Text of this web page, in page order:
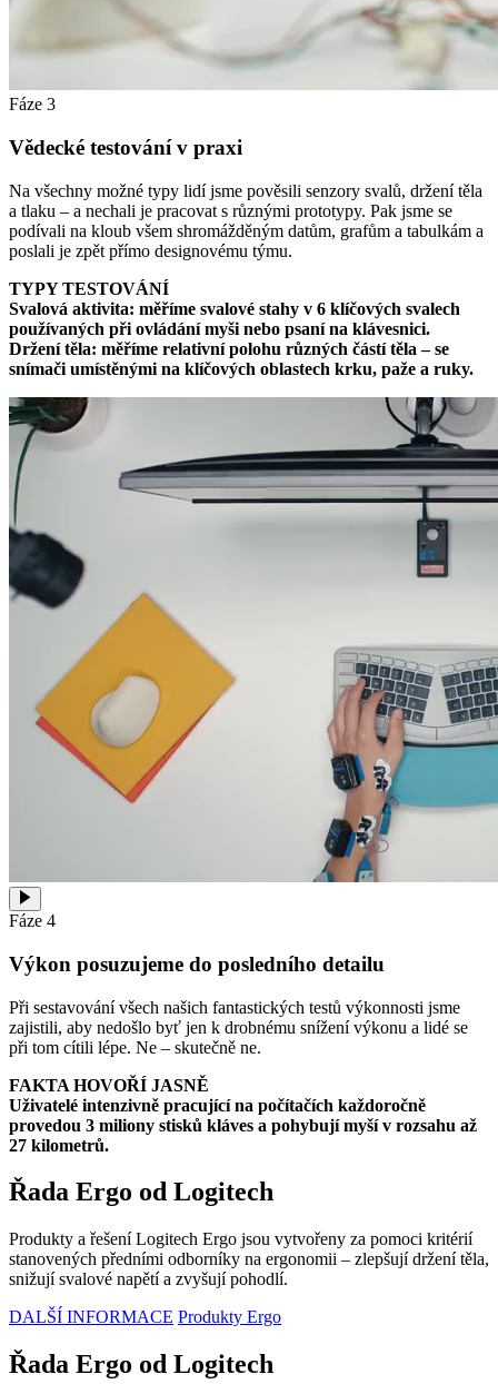
Fáze 3
Vědecké testování v praxi
Na všechny možné typy lidí jsme pověsili senzory svalů, držení těla
a tlaku – a nechali je pracovat s různými prototypy. Pak jsme se
podívali na kloub všem shromážděným datům, grafům a tabulkám a
poslali je zpět přímo designovému týmu.
TYPY TESTOVÁNÍ
Svalová aktivita: měříme svalové stahy v 6 klíčových svalech
používaných při ovládání myši nebo psaní na klávesnici.
Držení těla: měříme relativní polohu různých částí těla – se
snímači umístěnými na klíčových oblastech krku, paže a ruky.
Fáze 4
Výkon posuzujeme do posledního detailu
Při sestavování všech našich fantastických testů výkonnosti jsme
zajistili, aby nedošlo byť jen k drobnému snížení výkonu a lidé se
při tom cítili lépe. Ne – skutečně ne.
FAKTA HOVOŘÍ JASNĚ
Uživatelé intenzivně pracující na počítačích každoročně
provedou 3 miliony stisků kláves a pohybují myší v rozsahu až
27 kilometrů.
Řada Ergo od Logitech
Produkty a řešení Logitech Ergo jsou vytvořeny za pomoci kritérií
stanovených předními odborníky na ergonomii – zlepšují držení těla,
snižují svalové napětí a zvyšují pohodlí.
DALŠÍ INFORMACE Produkty Ergo
Řada Ergo od Logitech